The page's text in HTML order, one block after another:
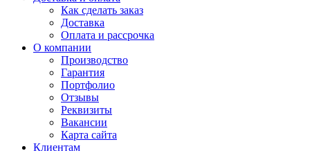
Как сделать заказ
Доставка
Оплата и рассрочка
О компании
Производство
Гарантия
Портфолио
Отзывы
Реквизиты
Вакансии
Карта сайта
Клиентам